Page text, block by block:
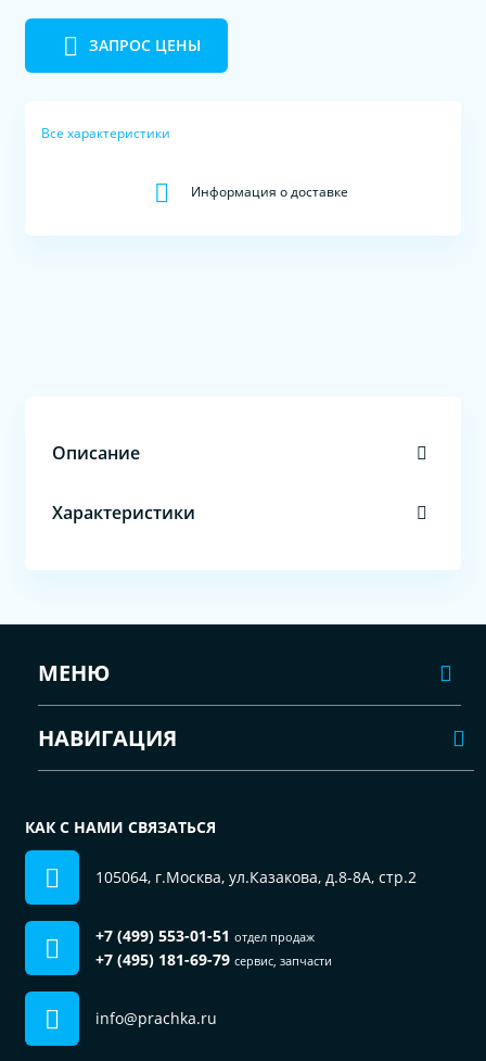
ЗАПРОС ЦЕНЫ
Все характеристики
Информация о доставке
Описание
Характеристики
МЕНЮ
НАВИГАЦИЯ
КАК С НАМИ СВЯЗАТЬСЯ
105064, г.Москва, ул.Казакова, д.8-8А, стр.2
+7 (499) 553-01-51 отдел продаж
+7 (495) 181-69-79 сервис, запчасти
info@prachka.ru